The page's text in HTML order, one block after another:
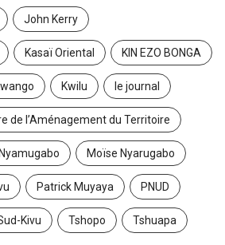
John Kerry
Kasaï Oriental KIN EZO BONGA
Kwilu le journal
de l’Aménagement du Territoire
Moïse Nyarugabo
Patrick Muyaya PNUD
Kivu Tshopo Tshuapa